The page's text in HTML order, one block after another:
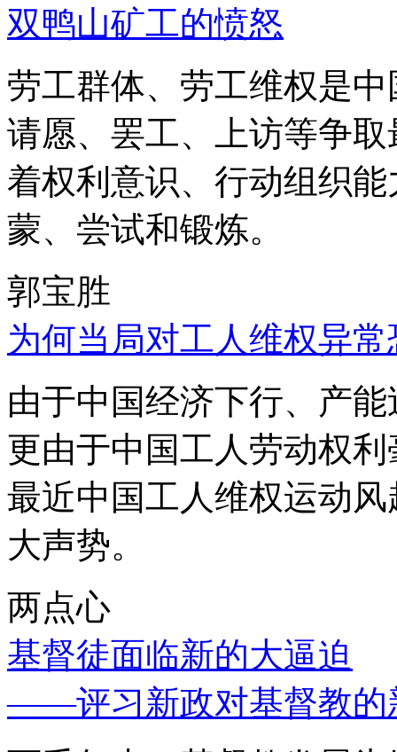
双鸭山矿工的愤怒
劳工群体、劳工维权是
请愿、罢工、上访等争
着权利意识、行动组织
蒙、尝试和锻炼。
郭宝胜
为何当局对工人维权异
由于中国经济下行、产
更由于中国工人劳动权
最近中国工人维权运动
大声势。
两点心
基督徒面临新的大逼迫
——评习新政对基督教的